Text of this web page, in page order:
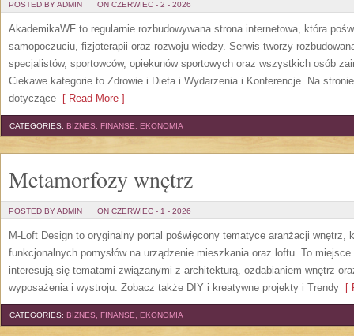
POSTED BY ADMIN ON CZERWIEC - 2 - 2026
AkademikaWF to regularnie rozbudowywana strona internetowa, która
samopoczuciu, fizjoterapii oraz rozwoju wiedzy. Serwis tworzy
specjalistów, sportowców, opiekunów sportowych oraz wszystkich osób
Ciekawe kategorie to Zdrowie i Dieta i Wydarzenia i Konferencje. Na
dotyczące [ Read More ]
CATEGORIES: BIZNES, FINANSE, EKONOMIA
Metamorfozy wnętrz
POSTED BY ADMIN ON CZERWIEC - 1 - 2026
M-Loft Design to oryginalny portal poświęcony tematyce aranżacji wnętrz,
funkcjonalnych pomysłów na urządzenie mieszkania oraz loftu. To
interesują się tematami związanymi z architekturą, ozdabianiem wnętrz
wyposażenia i wystroju. Zobacz także DIY i kreatywne projekty i Trendy [
CATEGORIES: BIZNES, FINANSE, EKONOMIA